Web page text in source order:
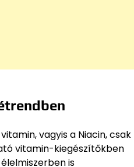
vagyis a Niacin, csak
vitamin-kiegészítőkben
is